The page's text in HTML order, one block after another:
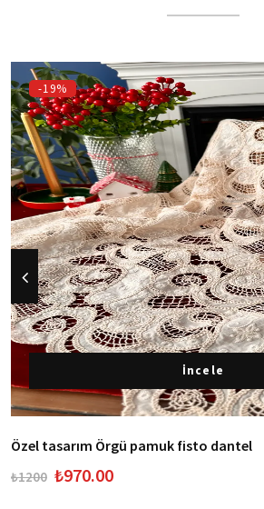
-19%
İncele
Özel tasarım Örgü pamuk fisto dantel
₺1200 ₺970.00